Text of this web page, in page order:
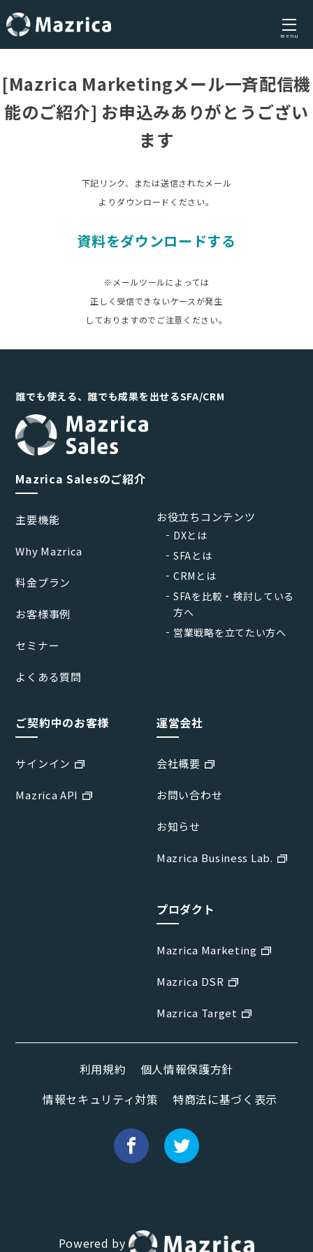
to
content
menu
[Mazrica Marketingメール一斉配信機
能のご紹介] お申込みありがとうござい
ます
下記リンク、または送信されたメール
よりダウンロードください。
資料をダウンロードする
※メールツールによっては
正しく受信できないケースが発生
しておりますのでご注意ください。
誰でも使える、誰でも成果を出せるSFA/CRM
Mazrica Salesのご紹介
主要機能
Why Mazrica
料金プラン
お客様事例
セミナー
よくある質問
お役立ちコンテンツ
DXとは
SFAとは
CRMとは
SFAを比較・検討している
方へ
営業戦略を立てたい方へ
ご契約中のお客様
サインイン
Mazrica API
運営会社
会社概要
お問い合わせ
お知らせ
Mazrica Business Lab.
プロダクト
Mazrica Marketing
Mazrica DSR
Mazrica Target
利用規約
個人情報保護方針
情報セキュリティ対策
特商法に基づく表示
Powered by